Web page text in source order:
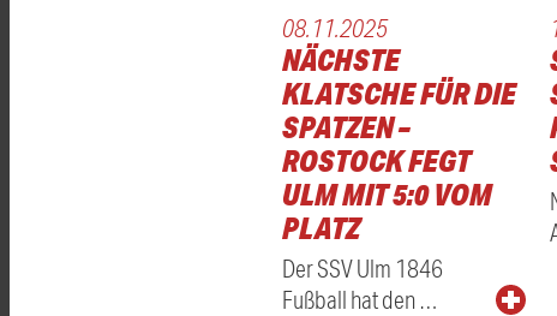
08.11.2025
NÄCHSTE
KLATSCHE FÜR DIE
SPATZEN –
ROSTOCK FEGT
ULM MIT 5:0 VOM
PLATZ
Der SSV Ulm 1846
Fußball hat den …